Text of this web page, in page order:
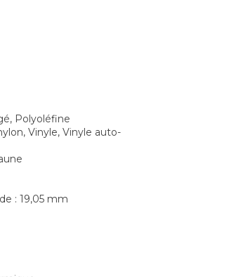
Polyoléfine
Vinyle, Vinyle auto-
: 19,05 mm